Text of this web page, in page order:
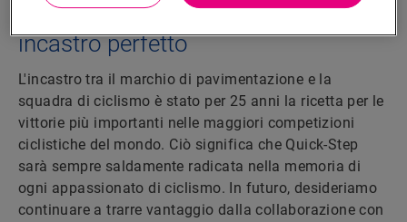
Quick-Step e ciclismo: 25 anni di
incastro perfetto
L'incastro tra il marchio di pavimentazione e la
squadra di ciclismo è stato per 25 anni la ricetta per le
vittorie più importanti nelle maggiori competizioni
ciclistiche del mondo. Ciò significa che Quick-Step
sarà sempre saldamente radicata nella memoria di
ogni appassionato di ciclismo. In futuro, desideriamo
continuare a trarre vantaggio dalla collaborazione con